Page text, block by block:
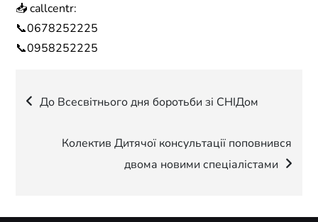
📥 callcentr:
📞0678252225
📞0958252225
Навігація
записів
До Всесвітнього дня боротьби зі СНІДом
Колектив Дитячої консультації поповнився
двома новими спеціалістами